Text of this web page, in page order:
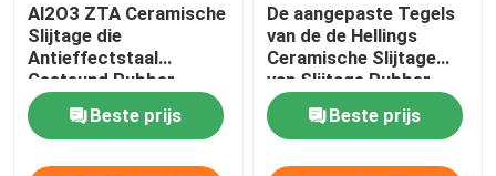
Al2O3 ZTA Ceramische
Slijtage die
Antieffectstaal
Gesteund Rubber
voeren
Beste prijs
De aangepaste Tegels
van de de Hellings
Ceramische Slijtage
van Slijtage Rubber
Ceramische Voeringen
Beste prijs